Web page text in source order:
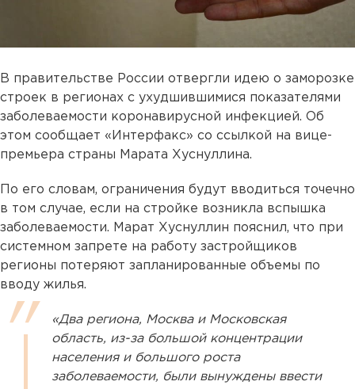
В правительстве России отвергли идею о заморозке
строек в регионах с ухудшившимися показателями
заболеваемости коронавирусной инфекцией. Об
этом сообщает «Интерфакс» со ссылкой на вице-
премьера страны Марата Хуснуллина.
По его словам, ограничения будут вводиться точечно
в том случае, если на стройке возникла вспышка
заболеваемости. Марат Хуснуллин пояснил, что при
системном запрете на работу застройщиков
регионы потеряют запланированные объемы по
вводу жилья.
«Два региона, Москва и Московская
область, из-за большой концентрации
населения и большого роста
заболеваемости, были вынуждены ввести